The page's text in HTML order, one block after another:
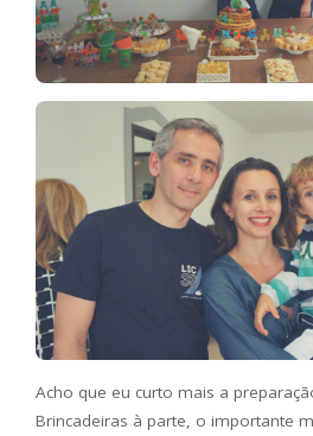
Acho que eu curto mais a
Brincadeiras à parte, o importante